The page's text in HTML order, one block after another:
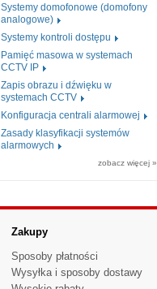
Systemy domofonowe (domofony
analogowe)
Systemy kontroli dostępu
Pamięć masowa w systemach
CCTV IP
Zapis obrazu i dźwięku w
systemach CCTV
Konfiguracja centrali alarmowej
Zasady klasyfikacji systemów
alarmowych
zobacz więcej »
Zakupy
Sposoby płatności
Wysyłka i sposoby dostawy